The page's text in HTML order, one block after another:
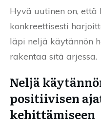
Hyvä uutinen on,
konkreettisesti
läpi neljä käytännön
rakentaa sitä arjessa.
Neljä
positiivisen
kehittämiseen